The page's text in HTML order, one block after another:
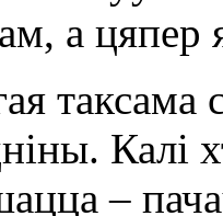
а
таксама
Калі
–